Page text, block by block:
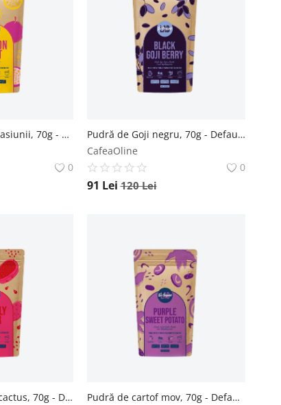
Pudră de Fructul pasiunii, 70g - Default Title The Organic Lab
0
Pudră de Goji negru, 70g - Default Title The Organic Lab
CafeaOline
0
91 Lei 120Lei
Pudră de fruct de cactus, 70g - Default Title The Organic Lab
Pudră de cartof mov, 70g - Default Title The Organic Lab